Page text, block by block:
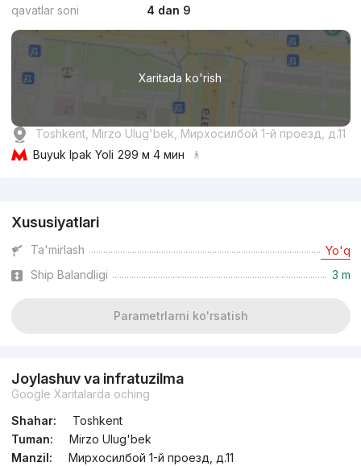
dan16 mln сўм/m²
Topshirilishi 4kv 2026 Binar Group
TJ «Qadriyat»
Topshirildi 2025,Mirador Group
TJ «Gorod»
+998 (78) 777...
qavatlar soni
4 dan 9
Xaritada ko'rish
Toshkent, Mirzo Ulug'bek, Мирхосилбой 1-й проезд, д.11
Buyuk Ipak Yoli 299 м 4 мин
Xususiyatlari
Ta'mirlash Yo'q
Ship Balandligi 3 m
Parametrlarni ko'rsatish
Joylashuv va infratuzilma
Google Xaritalarda oching
Shahar:
Toshkent
Tuman:
Mirzo Ulug'bek
Manzil:
Мирхосилбой 1-й проезд, д.11